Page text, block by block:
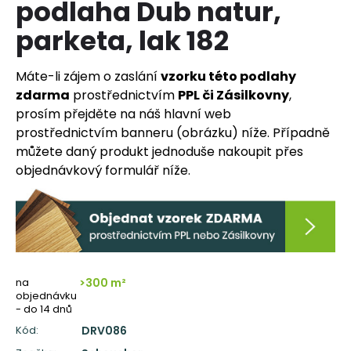
podlaha Dub natur,
parketa, lak 182
Máte-li zájem o zaslánívzorku této podlahy
zdarma prostřednictvím PPL či Zásilkovny,
prosím přejděte na náš hlavní web
prostřednictvím banneru (obrázku) níže. Případně
můžete daný produkt jednoduše nakoupit přes
objednávkový formulář níže.
na
objednávku
- do 14 dnů
>300 m²
Kód: DRV086
a
j
í
t
?
D
p
o
u